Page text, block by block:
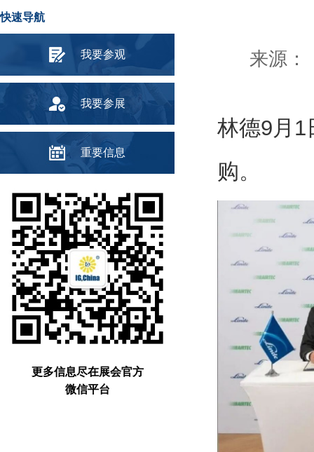
快速导航
我要参观
我要参展
重要信息
更多信息尽在展会官方
微信平台
来源
林德9月1
购。